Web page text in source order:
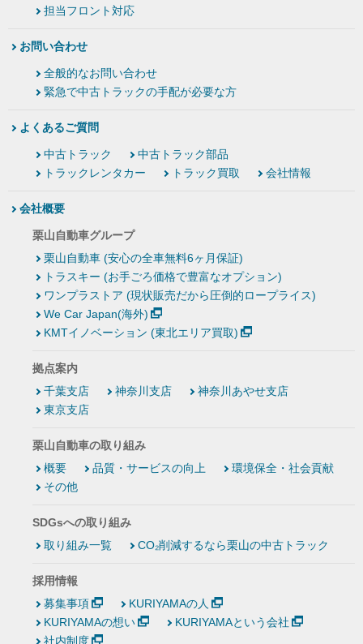
担当フロント対応
お問い合わせ
全般的なお問い合わせ
緊急で中古トラックの手配が必要な方
よくあるご質問
中古トラック
中古トラック部品
トラックレンタカー
トラック買取 会社情報
会社概要
栗山自動車グループ
栗山自動車 (安心の全車無料6ヶ月保証)
トラスキー (お手ごろ価格で豊富なオプション)
ワンプラストア (現状販売だから圧倒的ロープライス)
We Car Japan(海外)
KMTイノベーション (東北エリア買取)
拠点案内
千葉支店
神奈川支店
神奈川あやせ支店
東京支店
栗山自動車の取り組み
概要
品質・サービスの向上
環境保全・社会貢献
その他
SDGsへの取り組み
取り組み一覧
CO₂削減するなら栗山の中古トラック
採用情報
募集事項
KURIYAMAの人
KURIYAMAの想い
KURIYAMAという会社
社内制度